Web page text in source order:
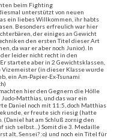
beim Fighting
unterstützt von neuen
ein liebes Willkommen, ihr habts
Besonders erfreulich war hier
der einiges an Gewicht
den ersten Titel dieser Art
da war er aber noch Junior). In
der leider nicht recht in den
startete aber in 2 Gewichtsklassen,
Vizemeister (in dieser Klasse wurde
ein Am-Papier-Ex-Tsunami
hier den Gegnern die Hölle
Matthias, und das war ein
Daniel noch mit 11:5, doch Matthias
er freute sich riesig (hatte
(Daniel hat am Schluß zornig den
sich selbst…) Somit die 3. Medaille
alt, Sensei? :o) und noch ein Titel für